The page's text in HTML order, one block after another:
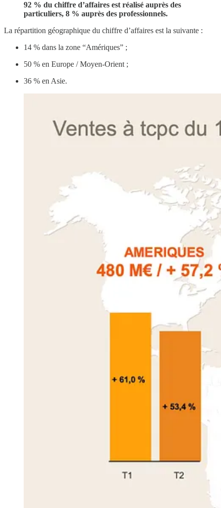
92 % du chiffre d’affaires est réalisé auprès des
particuliers, 8 % auprès des professionnels.
La répartition géographique du chiffre d’affaires est la suivante :
14 % dans la zone “Amériques” ;
50 % en Europe / Moyen-Orient ;
36 % en Asie.